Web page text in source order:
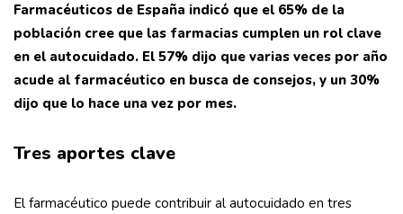
Farmacéuticos de España indicó que el 65% de la
población cree que las farmacias cumplen un rol clave
en el autocuidado. El 57% dijo que varias veces por año
acude al farmacéutico en busca de consejos, y un 30%
dijo que lo hace una vez por mes.
Tres aportes clave
El farmacéutico puede contribuir al autocuidado en tres